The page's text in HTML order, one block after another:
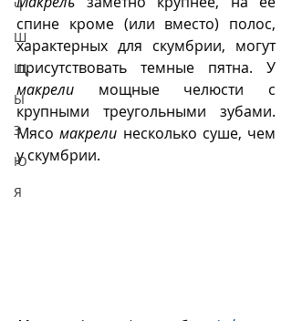
Ч
Ш
Щ
Ы
Э
Ю
Я
спине кроме (или вместо) полос,
характерных для скумбрии, могут
макрели мощные челюсти с
крупными треугольными зубами.
Мясо макрели несколько суше, чем
у скумбрии.